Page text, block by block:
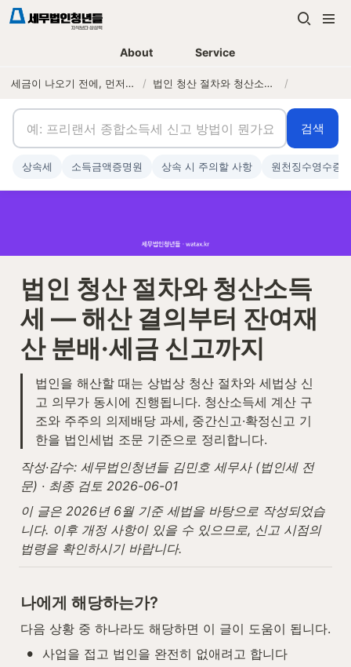
About Service
세금이 나오기 전에, 먼저 연락하는 세무법인 / 법인 청산 절차와 청산소득세 — 해산 결의부터 잔여재산 분배·세금 신고까지 /
법인 청산 절차와 청산소득
세 — 해산 결의부터 잔여재
산 분배·세금 신고까지
법인을 해산할 때는 상법상 청산 절차와 세법상 신
고 의무가 동시에 진행됩니다. 청산소득세 계산 구
조와 주주의 의제배당 과세, 중간신고·확정신고 기
한을 법인세법 조문 기준으로 정리합니다.
작성·감수: 세무법인청년들 김민호 세무사 (법인세 전
문) · 최종 검토 2026-06-01
이 글은 2026년 6월 기준 세법을 바탕으로 작성되었습
니다. 이후 개정 사항이 있을 수 있으므로, 신고 시점의
법령을 확인하시기 바랍니다.
나에게 해당하는가?
다음 상황 중 하나라도 해당하면 이 글이 도움이 됩니다.
• 사업을 접고 법인을 완전히 없애려고 합니다
검색
상속세 소득금액증명원 상속 시 주의할 사항 원천징수영수증